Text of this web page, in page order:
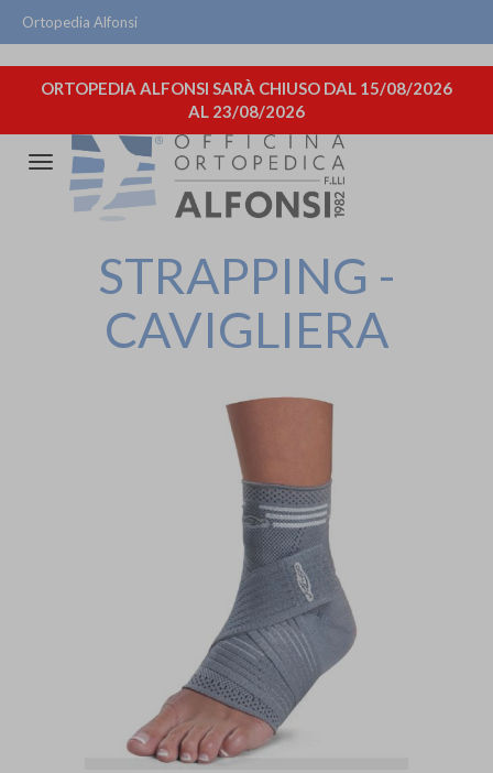
Ortopedia Alfonsi
ORTOPEDIA ALFONSI SARÀ CHIUSO DAL 15/08/2026
AL 23/08/2026
Attiva/disattiva
navigazione
STRAPPING -
CAVIGLIERA